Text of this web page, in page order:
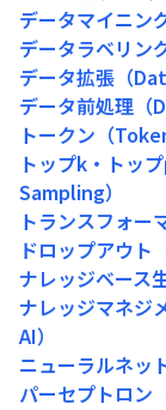
データマイニン
データラベリン
データ拡張（
データ前処理（
トークン（
トップk・トッ
Sampling）
トランスフォー
ドロップアウト
ナレッジベース
ナレッジマネ
AI）
ニューラルネッ
パーセプトロン